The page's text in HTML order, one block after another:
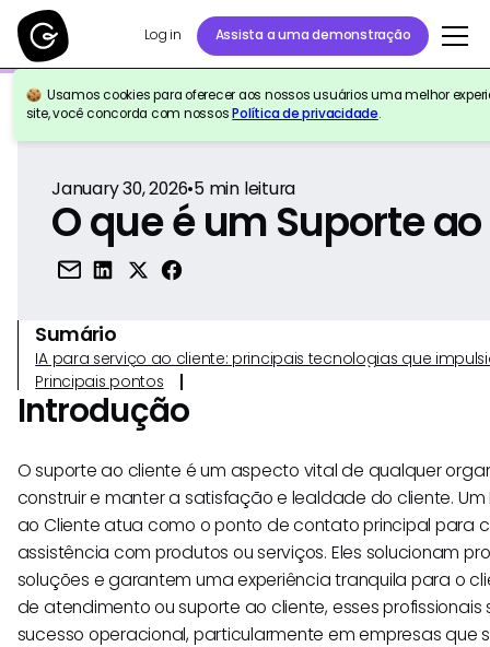
Log in Assista a uma demonstração
Usamos cookies para oferecer aos nossos usuários uma melhor
site, você concorda com nossosPolítica de privacidade.
Voltar para a referência
January 30, 2026•5min leitura
O que é um Suporte
Sumário
IA para serviço ao cliente: principais tecnologias que
Principais pontos
Introdução
O suporte ao cliente é um aspecto vital de qualquer
construir e manter a satisfação e lealdade do cliente. Um
ao Cliente atua como o ponto de contato principal para
assistência com produtos ou serviços. Eles solucionam
soluções e garantem uma experiência tranquila para o
de atendimento ou suporte ao cliente, esses
sucesso operacional, particularmente em empresas que